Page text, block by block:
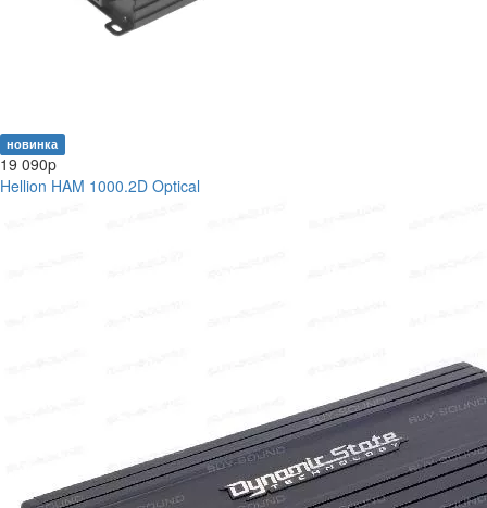
новинка
19 090p
Hellion HAM 1000.2D Optical